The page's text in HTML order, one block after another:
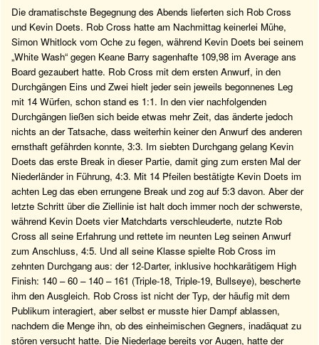
Die dramatischste Begegnung des Abends lieferten sich Rob Cross
und Kevin Doets. Rob Cross hatte am Nachmittag keinerlei Mühe,
Simon Whitlock vom Oche zu fegen, während Kevin Doets bei seinem
„White Wash“ gegen Keane Barry sagenhafte 109,98 im Average ans
Board gezaubert hatte. Rob Cross mit dem ersten Anwurf, in den
Durchgängen Eins und Zwei hielt jeder sein jeweils begonnenes Leg
mit 14 Würfen, schon stand es 1:1. In den vier nachfolgenden
Durchgängen ließen sich beide etwas mehr Zeit, das änderte jedoch
nichts an der Tatsache, dass weiterhin keiner den Anwurf des anderen
ernsthaft gefährden konnte, 3:3. Im siebten Durchgang gelang Kevin
Doets das erste Break in dieser Partie, damit ging zum ersten Mal der
Niederländer in Führung, 4:3. Mit 14 Pfeilen bestätigte Kevin Doets im
achten Leg das eben errungene Break und zog auf 5:3 davon. Aber der
letzte Schritt über die Ziellinie ist halt doch immer noch der schwerste,
während Kevin Doets vier Matchdarts verschleuderte, nutzte Rob
Cross all seine Erfahrung und rettete im neunten Leg seinen Anwurf
zum Anschluss, 4:5. Und all seine Klasse spielte Rob Cross im
zehnten Durchgang aus: der 12-Darter, inklusive hochkarätigem High
Finish: 140 – 60 – 140 – 161 (Triple-18, Triple-19, Bullseye), bescherte
ihm den Ausgleich. Rob Cross ist nicht der Typ, der häufig mit dem
Publikum interagiert, aber selbst er musste hier Dampf ablassen,
nachdem die Menge ihn, ob des einheimischen Gegners, inadäquat zu
stören versucht hatte. Die Niederlage bereits vor Augen, hatte der